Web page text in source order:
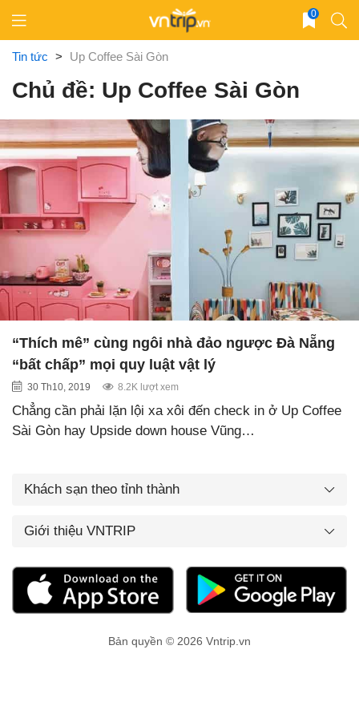
content
0
Tin tức > Up Coffee Sài Gòn
Chủ đề: Up Coffee Sài Gòn
“Thích mê” cùng ngôi nhà đảo ngược Đà Nẵng
“bất chấp” mọi quy luật vật lý
30 Th10, 2019 8.2K lượt xem
Chẳng cần phải lặn lội xa xôi đến check in ở Up Coffee
Sài Gòn hay Upside down house Vũng…
Khách sạn theo tỉnh thành
Giới thiệu VNTRIP
Bản quyền © 2026 Vntrip.vn